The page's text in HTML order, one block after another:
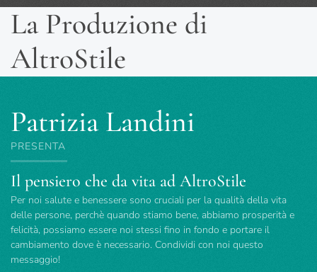
La Produzione di
AltroStile
Patrizia Landini
PRESENTA
Il pensiero che da vita ad AltroStile
Per noi salute e benessere sono cruciali per la qualità della vita
delle persone, perchè quando stiamo bene, abbiamo prosperità e
felicità, possiamo essere noi stessi fino in fondo e portare il
cambiamento dove è necessario. Condividi con noi questo
messaggio!